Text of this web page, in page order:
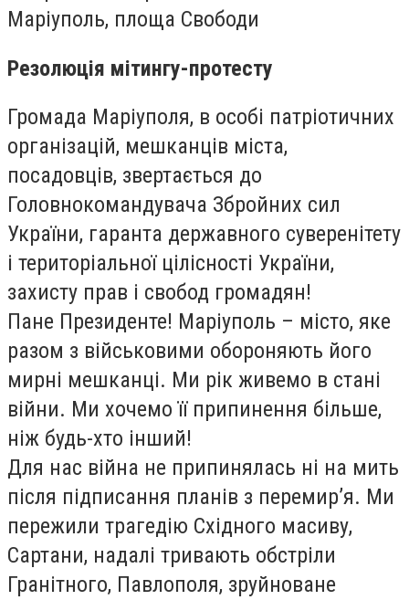
Маріуполь, площа Свободи
Резолюція мітингу-протесту
Громада Маріуполя, в особі патріотичних
організацій, мешканців міста,
посадовців, звертається до
Головнокомандувача Збройних сил
України, гаранта державного суверенітету
і територіальної цілісності України,
захисту прав і свобод громадян!
Пане Президенте! Маріуполь – місто, яке
разом з військовими обороняють його
мирні мешканці. Ми рік живемо в стані
війни. Ми хочемо її припинення більше,
ніж будь-хто інший!
Для нас війна не припинялась ні на мить
після підписання планів з перемир’я. Ми
пережили трагедію Східного масиву,
Сартани, надалі тривають обстріли
Гранітного, Павлополя, зруйноване